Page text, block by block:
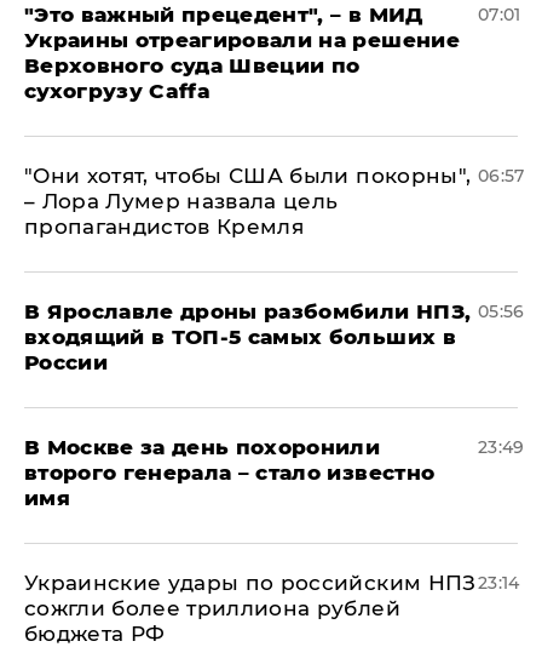
"Это важный прецедент", – в МИД
Украины отреагировали на решение
Верховного суда Швеции по
сухогрузу Caffa
07:01
"Они хотят, чтобы США были покорны",
– Лора Лумер назвала цель
пропагандистов Кремля
06:57
В Ярославле дроны разбомбили НПЗ,
входящий в ТОП-5 самых больших в
России
05:56
В Москве за день похоронили
второго генерала – стало известно
имя
23:49
Украинские удары по российским НПЗ
сожгли более триллиона рублей
бюджета РФ
23:14